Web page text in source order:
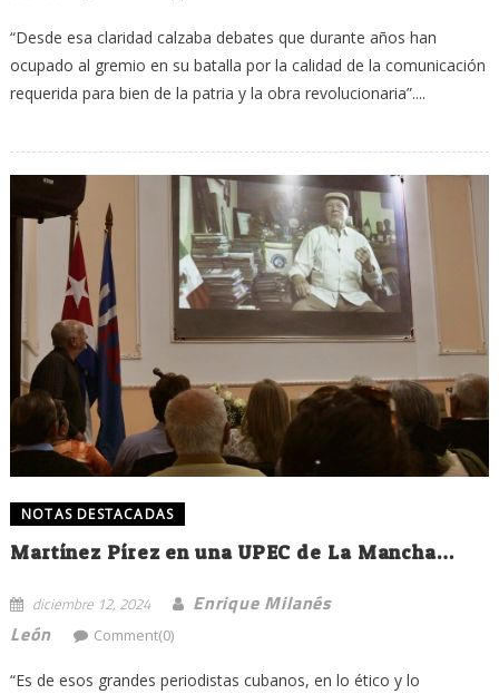
“Desde esa claridad calzaba debates que durante años han
ocupado al gremio en su batalla por la calidad de la comunicación
requerida para bien de la patria y la obra revolucionaria”....
NOTAS DESTACADAS
Martínez Pírez en una UPEC de La Mancha…
diciembre 12, 2024
Enrique Milanés
León
Comment(0)
“Es de esos grandes periodistas cubanos, en lo ético y lo